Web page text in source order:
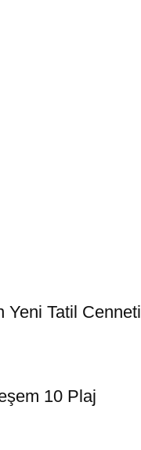
Yeni Tatil Cenneti
10 Plaj